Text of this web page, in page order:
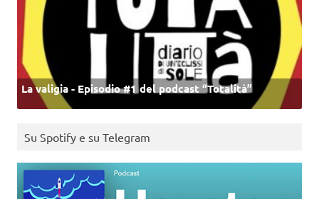
La valigia - Episodio #1 del podcast “Totalità”
Su Spotify e su Telegram